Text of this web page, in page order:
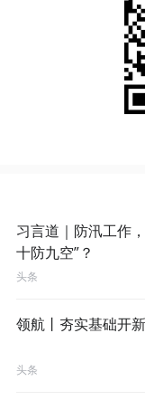
习言道｜防汛工作
十防九空”？
头条
领航丨夯实基础开
头条